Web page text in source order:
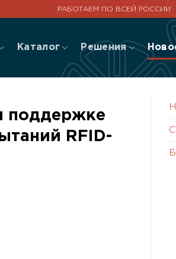
РАБОТАЕМ ПО ВСЕЙ РОССИИ
Каталог Решения
поддержке
RFID-